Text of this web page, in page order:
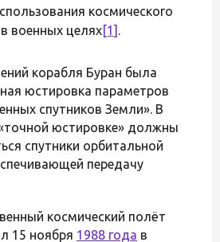
космического
военных целях[1] .
корабля Буран была
юстировка параметров
спутников Земли». В
юстировке» должны
спутники орбитальной
передачу
космический полёт
15 ноября 1988 года в